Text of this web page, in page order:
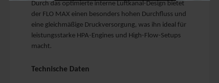
Durch das optimierte interne Luftkanal-Design bietet
der FLO MAX einen besonders hohen Durchfluss und
eine gleichmäßige Druckversorgung, was ihn ideal für
leistungsstarke HPA-Engines und High-Flow-Setups
macht.
Technische Daten